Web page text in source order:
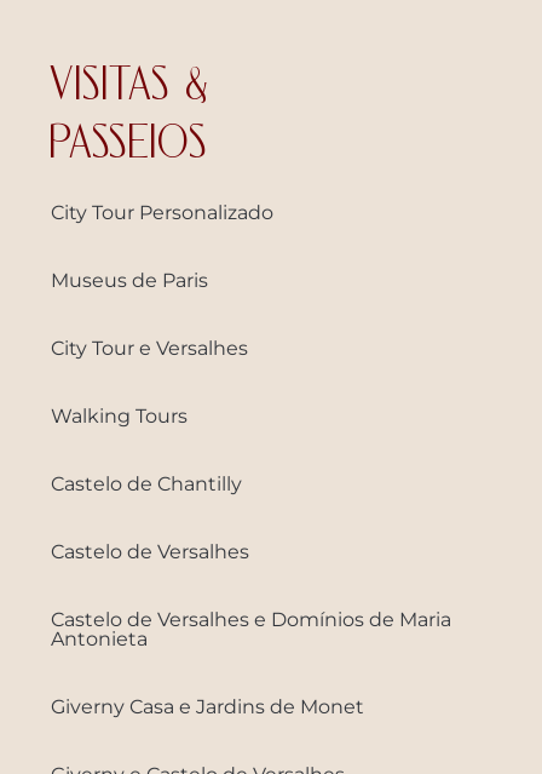
VISITAS &
PASSEIOS
City Tour Personalizado
Museus de Paris
City Tour e Versalhes
Walking Tours
Castelo de Chantilly
Castelo de Versalhes
Castelo de Versalhes e Domínios de Maria
Antonieta
Giverny Casa e Jardins de Monet